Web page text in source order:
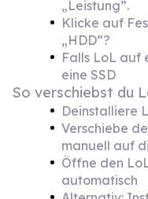
„Leistung”.
Klicke auf
„HDD“?
Falls LoL auf
eine SSD
So verschiebst du
Deinstalliere
Verschiebe
manuell auf
Öffne den
automatisch